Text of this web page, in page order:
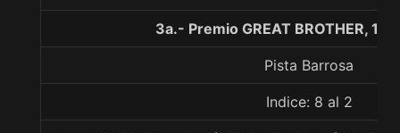
3a.- Premio GREAT BROTHER,
Pista Barrosa
Indice: 8 al 2